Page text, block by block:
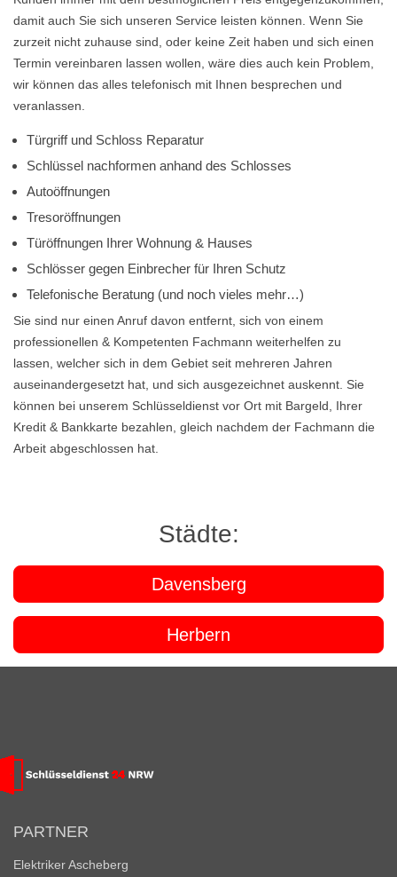
damit auch Sie sich unseren Service leisten können. Wenn Sie
zurzeit nicht zuhause sind, oder keine Zeit haben und sich einen
Termin vereinbaren lassen wollen, wäre dies auch kein Problem,
wir können das alles telefonisch mit Ihnen besprechen und
veranlassen.
Türgriff und Schloss Reparatur
Schlüssel nachformen anhand des Schlosses
Autoöffnungen
Tresoröffnungen
Türöffnungen Ihrer Wohnung & Hauses
Schlösser gegen Einbrecher für Ihren Schutz
Telefonische Beratung (und noch vieles mehr…)
Sie sind nur einen Anruf davon entfernt, sich von einem
professionellen & Kompetenten Fachmann weiterhelfen zu
lassen, welcher sich in dem Gebiet seit mehreren Jahren
auseinandergesetzt hat, und sich ausgezeichnet auskennt. Sie
können bei unserem Schlüsseldienst vor Ort mit Bargeld, Ihrer
Kredit & Bankkarte bezahlen, gleich nachdem der Fachmann die
Arbeit abgeschlossen hat.
Städte:
Davensberg
Herbern
PARTNER
Elektriker Ascheberg